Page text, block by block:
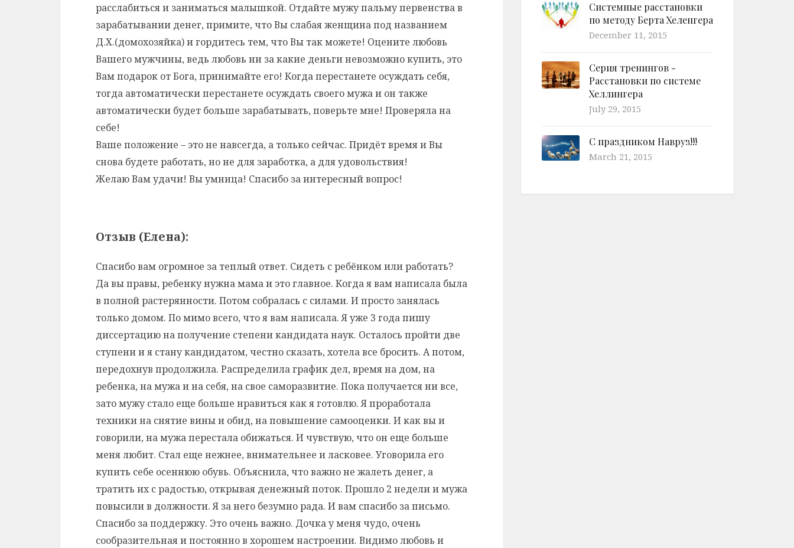
расслабиться и заниматься малышкой. Отдайте мужу пальму первенства в
зарабатывании денег, примите, что Вы слабая женщина под названием
Д.Х.(домохозяйка) и гордитесь тем, что Вы так можете! Оцените любовь
Вашего мужчины, ведь любовь ни за какие деньги невозможно купить, это
Вам подарок от Бога, принимайте его! Когда перестанете осуждать себя,
тогда автоматически перестанете осуждать своего мужа и он также
автоматически будет больше зарабатывать, поверьте мне! Проверяла на
себе!
Ваше положение – это не навсегда, а только сейчас. Придёт время и Вы
снова будете работать, но не для заработка, а для удовольствия!
Желаю Вам удачи! Вы умница! Спасибо за интересный вопрос!
Отзыв (Елена):
Спасибо вам огромное за теплый ответ. Сидеть с ребёнком или работать?
Да вы правы, ребенку нужна мама и это главное. Когда я вам написала была
в полной растерянности. Потом собралась с силами. И просто занялась
только домом. По мимо всего, что я вам написала. Я уже 3 года пишу
диссертацию на получение степени кандидата наук. Осталось пройти две
ступени и я стану кандидатом, честно сказать, хотела все бросить. А потом,
передохнув продолжила. Распределила график дел, время на дом, на
ребенка, на мужа и на себя, на свое саморазвитие. Пока получается ни все,
зато мужу стало еще больше нравиться как я готовлю. Я проработала
техники на снятие вины и обид, на повышение самооценки. И как вы и
говорили, на мужа перестала обижаться. И чувствую, что он еще больше
меня любит. Стал еще нежнее, внимательнее и ласковее. Уговорила его
купить себе осеннюю обувь. Объяснила, что важно не жалеть денег, а
тратить их с радостью, открывая денежный поток. Прошло 2 недели и мужа
повысили в должности. Я за него безумно рада. И вам спасибо за письмо.
Спасибо за поддержку. Это очень важно. Дочка у меня чудо, очень
сообразительная и постоянно в хорошем настроении. Видимо любовь и
Системные расстановки
по методу Берта Хеленгера
December 11, 2015
Серия тренингов -
Расстановки по системе
Хеллингера
July 29, 2015
С праздником Навруз!!!
March 21, 2015